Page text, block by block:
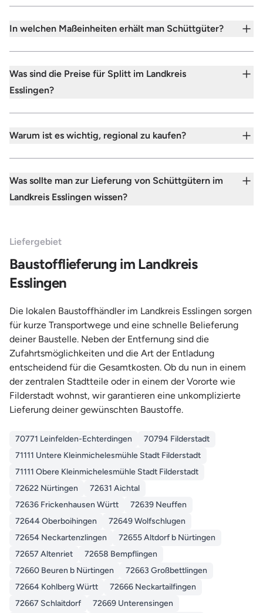
In welchen Maßeinheiten erhält man Schüttgüter?
Was sind die Preise für Splitt im Landkreis
Esslingen?
Warum ist es wichtig, regional zu kaufen?
Was sollte man zur Lieferung von Schüttgütern im
Landkreis Esslingen wissen?
Liefergebiet
Baustofflieferung im Landkreis
Esslingen
Die lokalen Baustoffhändler im Landkreis Esslingen sorgen
für kurze Transportwege und eine schnelle Belieferung
deiner Baustelle. Neben der Entfernung sind die
Zufahrtsmöglichkeiten und die Art der Entladung
entscheidend für die Gesamtkosten. Ob du nun in einem
der zentralen Stadtteile oder in einem der Vororte wie
Filderstadt wohnst, wir garantieren eine unkomplizierte
Lieferung deiner gewünschten Baustoffe.
70771 Leinfelden-Echterdingen
70794 Filderstadt
71111 Untere Kleinmichelesmühle Stadt Filderstadt
71111 Obere Kleinmichelesmühle Stadt Filderstadt
72622 Nürtingen
72631 Aichtal
72636 Frickenhausen Württ
72639 Neuffen
72644 Oberboihingen
72649 Wolfschlugen
72654 Neckartenzlingen
72655 Altdorf b Nürtingen
72657 Altenriet
72658 Bempflingen
72660 Beuren b Nürtingen
72663 Großbettlingen
72664 Kohlberg Württ
72666 Neckartailfingen
72667 Schlaitdorf
72669 Unterensingen